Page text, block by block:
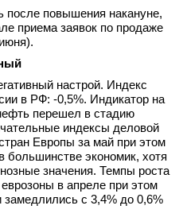
после повышения накануне,
приема заявок по продаже
настрой. Индекс
в РФ: -0,5%. Индикатор на
перешел в стадию
индексы деловой
Европы за май при этом
большинстве экономик, хотя
значения. Темпы роста
в апреле при этом
замедлились с 3,4% до 0,6%